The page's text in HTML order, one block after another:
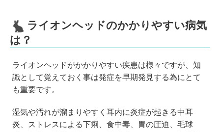
ライオンヘッドのかかりやすい病気
は？
ライオンヘッドがかかりやすい疾患は様々ですが、知
識として覚えておく事は発症を早期発見する為にとて
も重要です。
湿気や汚れが溜まりやすく耳内に炎症が起きる中耳
炎、ストレスによる下痢、食中毒、胃の圧迫、毛球